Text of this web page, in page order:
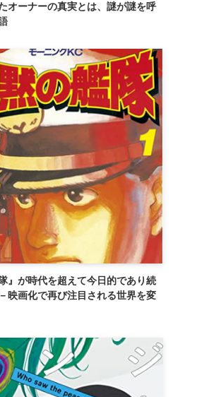
オーナーの真実とは、謎が謎を呼
』が時代を超えて今日的であり続
映画化で再び注目される世界を変